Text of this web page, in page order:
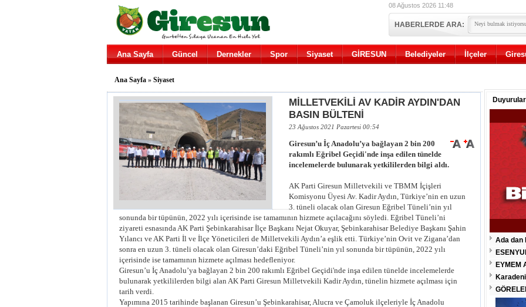
08 Ağustos 2026 11:48
HABERLERDE ARA:
Ana Sayfa Güncel Dernekler Spor Siyaset GİRESUN Belediyeler İlçeler
Ana Sayfa » Siyaset
MİLLETVEKİLİ AV KADİR AYDIN'DAN
BASIN BÜLTENİ
23 Ağustos 2021 Pazartesi 00:54
Giresun’u İç Anadolu’ya bağlayan 2 bin 200
rakımlı Eğribel Geçidi'nde inşa edilen tünelde
incelemelerde bulunarak yetkililerden bilgi aldı.
AK Parti Giresun Milletvekili ve TBMM İçişleri
Komisyonu Üyesi Av. Kadir Aydın, Türkiye’nin en uzun
3. tüneli olacak olan Giresun Eğribel Tüneli’nin yıl
sonunda bir tüpünün, 2022 yılı içerisinde ise tamamının hizmete açılacağını söyledi. Eğribel Tüneli’ni
ziyareti esnasında AK Parti Şebinkarahisar İlçe Başkanı Nejat Okuyar, Şebinkarahisar Belediye Başkanı Şahin
Yılancı ve AK Parti İl ve İlçe Yöneticileri de Milletvekili Aydın’a eşlik etti. Türkiye’nin Ovit ve Zigana’dan
sonra en uzun 3. tüneli olacak olan Giresun’daki Eğribel Tüneli’nin yıl sonunda bir tüpünün, 2022 yılı
içerisinde ise tamamının hizmete açılması hedefleniyor.
Giresun’u İç Anadolu’ya bağlayan 2 bin 200 rakımlı Eğribel Geçidi'nde inşa edilen tünelde incelemelerde
bulunarak yetkililerden bilgi alan AK Parti Giresun Milletvekili Kadir Aydın, tünelin hizmete açılması için
tarih verdi.
Yapımına 2015 tarihinde başlanan Giresun’u Şebinkarahisar, Alucra ve Çamoluk ilçeleriyle İç Anadolu
Duyurular
Ada dan
EYMEM